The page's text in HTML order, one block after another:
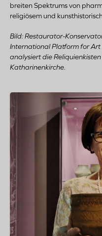
breiten Spektrums von
religiösem und
Bild: Restaurator-
International Platform for Art
analysiert die
Katharinenkirche.